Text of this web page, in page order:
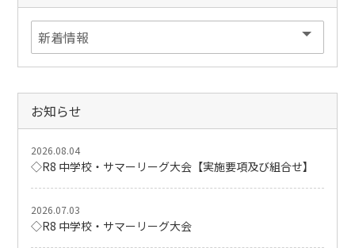
お知らせ
2026.08.04
◇R8 中学校・サマーリーグ大会【実施要項及び組合せ】
2026.07.03
◇R8 中学校・サマーリーグ大会